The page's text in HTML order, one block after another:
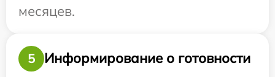
месяцев.
5
Информирование о готовности